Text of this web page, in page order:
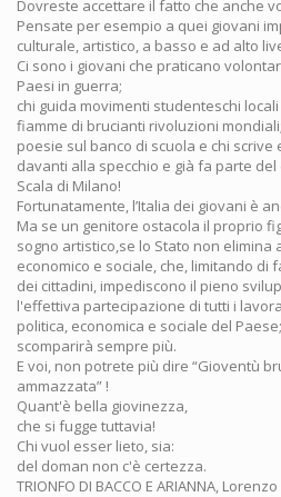
Dovreste accettare il fatto che anche
Pensate per esempio a quei giovani
culturale, artistico, a basso e ad alto
Ci sono i giovani che praticano
Paesi in guerra;
chi guida movimenti studenteschi
fiamme di brucianti rivoluzioni
poesie sul banco di scuola e chi scrive
davanti alla specchio e già fa parte
Scala di Milano!
Fortunatamente, l’Italia dei giovani è
Ma se un genitore ostacola il proprio
sogno artistico,se lo Stato non elimina
economico e sociale, che, limitando di
dei cittadini, impediscono il pieno
l'effettiva partecipazione di tutti i
politica, economica e sociale del
scomparirà sempre più.
E voi, non potrete più dire “Gioventù
ammazzata” !
Quant'è bella giovinezza,
che si fugge tuttavia!
Chi vuol esser lieto, sia:
del doman non c'è certezza.
TRIONFO DI BACCO E ARIANNA,